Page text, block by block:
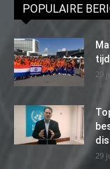
POPULAIRE
29
29